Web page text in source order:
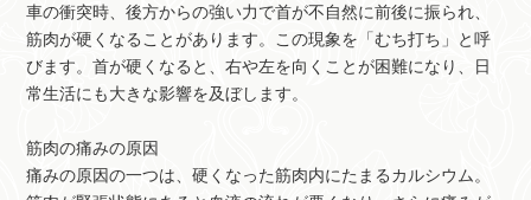
車の衝突時、後方からの強い力で首が不自然に前後に振られ、
筋肉が硬くなることがあります。この現象を「むち打ち」と呼
びます。首が硬くなると、右や左を向くことが困難になり、日
常生活にも大きな影響を及ぼします。
筋肉の痛みの原因
痛みの原因の一つは、硬くなった筋肉内にたまるカルシウム。